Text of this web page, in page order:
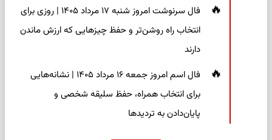
فال سرنوشت امروز شنبه ۱۷ مرداد ۱۴۰۵ | روزی برای
انتخاب راه روشن‌تر و حفظ چیزهایی که ارزش ماندن
دارند
فال اسم امروز جمعه ۱۶ مرداد ۱۴۰۵ | نشانه‌هایی
برای انتخاب همراه، حفظ سلیقه شخصی و
پایان‌دادن به تردیدها